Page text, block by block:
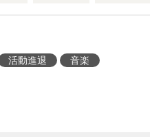
ながら「今、在籍させ
だありますので、ファン
活動進退 音楽